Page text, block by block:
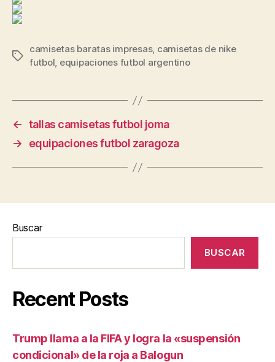
Etiquetas
camisetas baratas impresas, camisetas de nike
futbol, equipaciones futbol argentino
← tallas camisetas futbol joma
→
equipaciones futbol zaragoza
Buscar
BUSCAR
Recent Posts
Trump llama a la FIFA y logra la «suspensión
condicional» de la roja a Balogun